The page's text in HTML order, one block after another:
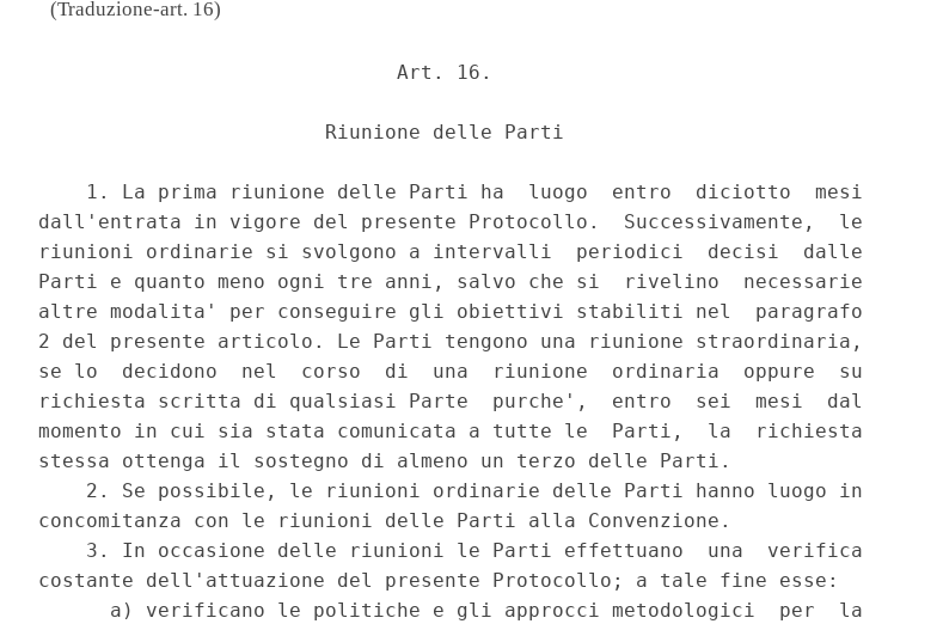
(Traduzione-art. 16)
                              Art. 16.
                        Riunione delle Parti
    1. La prima riunione delle Parti ha  luogo  entro  diciotto  mesi
dall'entrata in vigore del presente Protocollo.  Successivamente,  le
riunioni ordinarie si svolgono a intervalli  periodici  decisi  dalle
Parti e quanto meno ogni tre anni, salvo che si  rivelino  necessarie
altre modalita' per conseguire gli obiettivi stabiliti nel  paragrafo
2 del presente articolo. Le Parti tengono una riunione straordinaria,
se lo  decidono  nel  corso  di  una  riunione  ordinaria  oppure  su
richiesta scritta di qualsiasi Parte  purche',  entro  sei  mesi  dal
momento in cui sia stata comunicata a tutte le  Parti,  la  richiesta
stessa ottenga il sostegno di almeno un terzo delle Parti.
    2. Se possibile, le riunioni ordinarie delle Parti hanno luogo in
concomitanza con le riunioni delle Parti alla Convenzione.
    3. In occasione delle riunioni le Parti effettuano  una  verifica
costante dell'attuazione del presente Protocollo; a tale fine esse:
      a) verificano le politiche e gli approcci metodologici  per  la